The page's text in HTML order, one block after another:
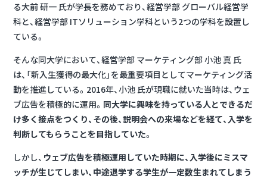
る大前 研一 氏が学長を務めており、経営学部 グローバル経営学
科と、経営学部 ITソリューション学科という2つの学科を設置し
ている。
そんな同大学において、経営学部 マーケティング部 小池 真 氏
は、「新入生獲得の最大化」を最重要項目としてマーケティング活
動を推進している。2016年、小池 氏が現職に就いた当時は、ウェ
ブ広告を積極的に運用。 同大学に興味を持っている人とできるだ
け多く接点をつくり、その後、説明会への来場などを経て、入学を
判断してもらうことを目指していた。
しかし、 ウェブ広告を積極運用していた時期に、入学後にミスマ
ッチが生じてしまい、中途退学する学生が一定数生まれてしまう